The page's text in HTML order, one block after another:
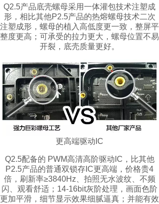
Q2.5产品底壳螺母采用一体灌包技术注塑成
形，相比其他P2.5产品的热熔螺母技术二次
注塑成形，螺母的植入高低度更一致，整屏平
整度更高；可承受的拉力更大，螺母位置不易
开裂，底壳质量更好。
更高端驱动IC
Q2.5配备的 PWM高清高阶驱动IC，比其他
P2.5产品的普通双锁存IC更高端，价格贵4
倍，刷新率≥3840Hz、拍照无水波纹、不频
闪、观看舒适；14-16bit灰阶处理，画面色阶
更加平滑，细节显示效果细腻逼真；并能有效